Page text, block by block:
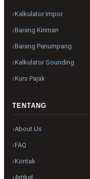
Kalkulator Impor
Barang Kiriman
Barang Penumpang
Kalkulator Sounding
Kurs Pajak
TENTANG
About Us
FAQ
Kontak
Artikel